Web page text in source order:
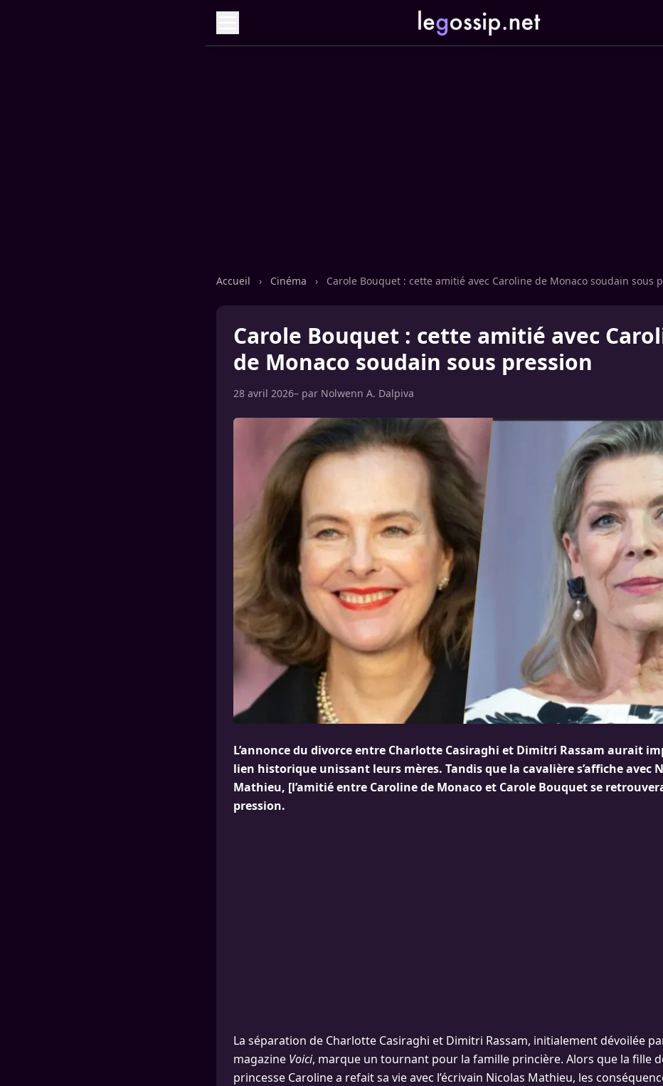
Accueil › Cinéma › Carole Bouquet : cette amitié avec Caroline de Monaco soudain sous
Carole Bouquet : cette amitié avec
de Monaco soudain sous pression
28 avril 2026– par Nolwenn A. Dalpiva
L’annonce du divorce entre Charlotte Casiraghi et Dimitri Rassam aurait
lien historique unissant leurs mères. Tandis que la cavalière s’affiche avec
Mathieu, [l’amitié entre Caroline de Monaco et Carole Bouquet se
pression.
La séparation de Charlotte Casiraghi et Dimitri Rassam, initialement dévoilée
magazine Voici, marque un tournant pour la famille princière. Alors que la fille
princesse Caroline a refait sa vie avec l’écrivain Nicolas Mathieu, les